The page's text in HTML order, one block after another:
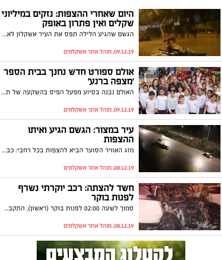
היום שאחרי ההצפות: נזקים במיליוני
שקלים ואין פתרון באופק
הגשם שהגיע הלילה תפס את העיר אשקלון לא מוכנה: הצפות בכל רחבי העיר, מאות רכבים שניזוקו, נזקים בעשרות מיליוני שקלים ועיר אחת שנותרה במצור למשך שעות ארוכות. בעירייה מאשימים את מזג האוויר וטוענים כי מול "שבר הענן" ואיתני הטבע החזקים אף תשתית לא תחזיק מעמד, אבל את התושבים והחזאים זה פחות שכנע. תומר גלאם:"אם תרד כמות דומה של משקעים, זה יחזור על עצמו"
09.12.19, מנהל אתר אשקלונים
אולם ספורט חדש נחנך בבית הספר
'מצפה ברנע'
האולם נבנה בסיוע מפעל הפיס בהשקעה של תשעה מיליון שקלים; ראש העיר, תומר גלאם: "זה צריך להיות, וזה יהיה, הסטנדרט בכל מוסדות החינוך שלנו"
09.12.19, מנהל אתר אשקלונים
עיר במצור: הגשם הגיע ואיתו
ההצפות
מזג האוויר הסוער הביא להצפות בכל רחבי: כביש רבין חסום, רכבים תקועים בכבישים, תושבים חולצו ממכוניות רמזורים התקלקלו ובעירייה פתחו חדר חירום. צפו
08.12.19, מנהל אתר אשקלונים
חשד להצתה: רכב יוקרתי נשרף
לפנות בוקר
סמוך לשעה 02:00 לפנות בוקר (ראשון), התקבלה הודעה על שריפה ברחוב מודיעין באשקלון. כוחות כיבוי שהגיעו למקום זיהו רכב בוער ומסביבו עוד שני רכבים נוספים שניזוקו
08.12.19, מנהל אתר אשקלונים